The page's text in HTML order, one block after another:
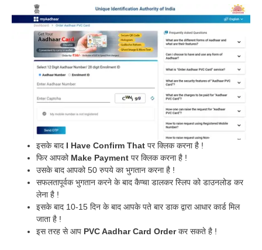
इसके बाद I Have Confirm That पर क्लिक करना है !
फिर आपको Make Payment पर क्लिक करना है !
उसके बाद आपको 50 रुपये का भुगतान करना है !
सफलतापूर्वक भुगतान करने के बाद कैप्चा डालकर स्लिप को डाउनलोड कर
लेना है !
इसके बाद 10-15 दिन के बाद आपके पते बार डाक द्वारा आधार कार्ड मिल
जाता है !
इस तरह से आप PVC Aadhar Card Orderकर सकते है !